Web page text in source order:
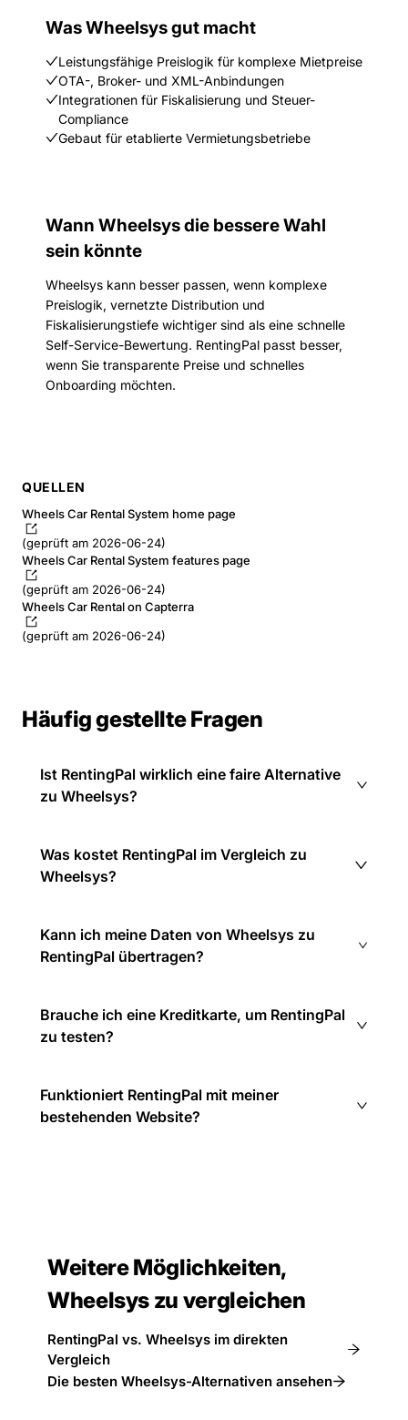
Was Wheelsys gut macht
Leistungsfähige Preislogik für komplexe Mietpreise
OTA-, Broker- und XML-Anbindungen
Integrationen für Fiskalisierung und Steuer-
Compliance
Gebaut für etablierte Vermietungsbetriebe
Wann Wheelsys die bessere Wahl
sein könnte
Wheelsys kann besser passen, wenn komplexe
Preislogik, vernetzte Distribution und
Fiskalisierungstiefe wichtiger sind als eine schnelle
Self-Service-Bewertung. RentingPal passt besser,
wenn Sie transparente Preise und schnelles
Onboarding möchten.
QUELLEN
Wheels Car Rental System home page
(geprüft am 2026-06-24)
Wheels Car Rental System features page
(geprüft am 2026-06-24)
Wheels Car Rental on Capterra
(geprüft am 2026-06-24)
Häufig gestellte Fragen
Ist RentingPal wirklich eine faire Alternative
zu Wheelsys?
Was kostet RentingPal im Vergleich zu
Wheelsys?
Kann ich meine Daten von Wheelsys zu
RentingPal übertragen?
Brauche ich eine Kreditkarte, um RentingPal
zu testen?
Funktioniert RentingPal mit meiner
bestehenden Website?
Weitere Möglichkeiten,
Wheelsys zu vergleichen
RentingPal vs. Wheelsys im direkten
Vergleich
Die besten Wheelsys-Alternativen ansehen